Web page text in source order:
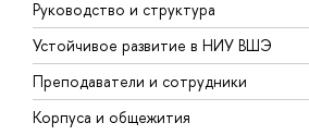
Руководство и структура
Устойчивое развитие в НИУ ВШЭ
Преподаватели и сотрудники
Корпуса и общежития